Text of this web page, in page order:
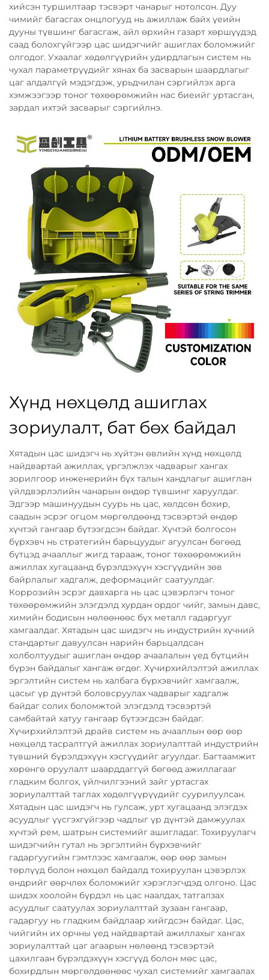
хийсэн туршилтаар тэсвэрт чанарыг нотолсон. Дуу
чимийг багасгах онцлогууд нь ажиллаж байх үеийн
дууны түвшинг багасгаж, айл өрхийн газарт хөршүүдэд
саад болохгүйгээр цас шидэгчийг ашиглах боломжийг
олгодог. Ухаалаг хөдөлгүүрийн удирдлагын систем нь
чухал параметрүүдийг хянах ба засварын шаардлагыг
цаг алдалгүй мэдэгдэж, урьдчилан сэргийлэх арга
хэмжээгээр тоног төхөөрөмжийн нас биеийг уртасган,
зардал ихтэй засварыг сэргийлнэ.
Хүнд нөхцөлд ашиглах
зориулалт, бат бөх байдал
Хятадын цас шидэгч нь хүйтэн өвлийн хүнд нөхцөлд
найдвартай ажиллах, үргэлжлэх чадварыг хангах
зорилгоор инженерийн бүх талын хандлагыг ашиглан
үйлдвэрлэлийн чанарын өндөр түвшинг харуулдаг.
Эдгээр машинуудын суурь нь цас, хөлдсөн бохир,
саадын эсрэг огцом мөргөлдөөнд тэсвэртэй өндөр
хүчтэй гангаар бүтээгдсэн байдаг. Хүчтэй болгосон
бүрхэвч нь стратегийн барьцуудыг агуулсан бөгөөд
бүтцэд ачааллыг жигд тарааж, тоног төхөөрөмжийн
ажиллах хугацаанд бүрэлдэхүүн хэсгүүдийн зөв
байрлалыг хадгалж, деформацийг саатуулдаг.
Коррозийн эсрэг давхарга нь цас цэвэрлэгч тоног
төхөөрөмжийн элэгдэлд хурдан ордог чийг, замын давс,
химийн бодисын нөлөөнөөс бүх металл гадаргууг
хамгаалдаг. Хятадын цас шидэгч нь индустрийн хүчний
стандартыг давуулсан нарийн барьцалдсан
холболтуудыг ашиглан өндөр ачаалалын үед бүтцийн
бүрэн байдалыг хангаж өгдөг. Хүчирхийлэлтэй ажиллах
эргэлтийн систем нь халбага бүрхэвчийг хамгаалж,
цасыг үр дүнтэй боловсруулах чадварыг хадгалж
байдаг солих боломжтой элэгдэлд тэсвэртэй
самбайтай хатуу гангаар бүтээгдсэн байдаг.
Хүчирхийлэлтэй драйв систем нь ачааллын өөр өөр
нөхцөлд тасралтгүй ажиллах зориулалттай индустрийн
түвшний бүрэлдэхүүн хэсгүүдийг агуулдаг. Багтаамжит
хөрөнгө оруулалт шаарддаггүй бөгөөд ажиллагааг
гладким болгох, үйлчилгээний зайг уртасгах
зориулалттай таглах хөдөлгүүрүүдийг суурилуулсан.
Хятадын цас шидэгч нь гулсаж, урт хугацаанд элэгдэх
асуудлыг үүсгэхгүйгээр чадлыг үр дүнтэй дамжуулах
хүчтэй рем, шатрын системийг ашигладаг. Тохируулагч
шидэгчийн гутал нь эргэлтийн бүрхэвчийг
гадаргуугийн гэмтлээс хамгаалж, өөр өөр замын
төрлүүд болон нөхцөл байдалд тохируулан цэвэрлэх
өндрийг өөрчлөх боломжийг хэрэглэгчдэд олгоно. Цас
шидэх хоолойн бүрдэл нь цас наалдах, татгалзах
асуудлыг саатуулах зориулалттай зузаан гангаар,
гадаргуу нь гладким байдлаар хийгдсэн байдаг. Цас,
чийгийн их орчны үед найдвартай ажиллахыг хангах
зориулалттай цаг агаарын нөлөөнд тэсвэртэй
цахилгаан бүрэлдэхүүн хэсгүүд болон мөс цас,
бохирдлын мөргөлдөөнөөс чухал системийг хамгаалах